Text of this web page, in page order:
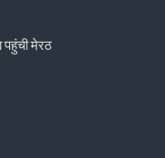
पहुंची मेरठ